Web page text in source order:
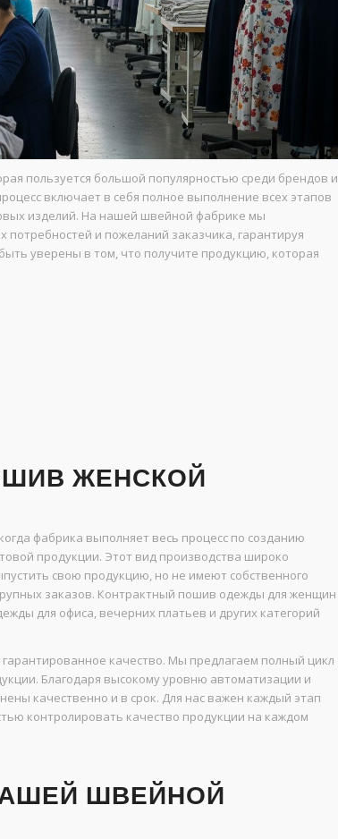
пользуется большой популярностью среди брендов и
включает в себя полное выполнение всех этапов
изделий. На нашей швейной фабрике мы
потребностей и пожеланий заказчика, гарантируя
уверены в том, что получите продукцию, которая
ЖЕНСКОЙ
фабрика выполняет весь процесс по созданию
продукции. Этот вид производства широко
свою продукцию, но не имеют собственного
заказов. Контрактный пошив одежды для женщин
для офиса, вечерних платьев и других категорий
качество. Мы предлагаем полный цикл
Благодаря высокому уровню автоматизации и
качественно и в срок. Для нас важен каждый этап
контролировать качество продукции на каждом
ШВЕЙНОЙ